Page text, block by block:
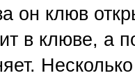
он клюв
в клюве, а